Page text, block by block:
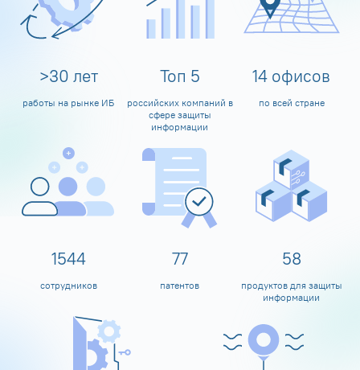
>30 лет
работы на рынке ИБ
Топ 5
российских компаний в
сфере защиты
информации
14 офисов
по всей стране
1600
сотрудников
80
патентов
60
продуктов для защиты
информации